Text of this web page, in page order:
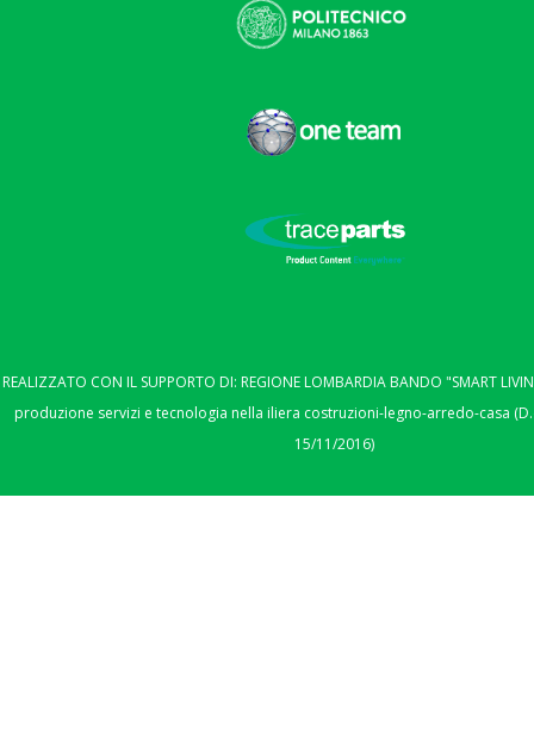
REALIZZATO CON IL SUPPORTO DI: REGIONE LOMBARDIA BANDO "SMART
produzione servizi e tecnologia nella iliera costruzioni-legno-arredo-casa
15/11/2016)